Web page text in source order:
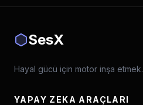
SesX
Hayal gücü için motor inşa etmek.
YAPAY ZEKA ARAÇLARI